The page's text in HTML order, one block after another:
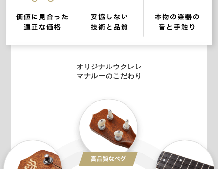
オリジナルウクレレ
マナルーのこだわり